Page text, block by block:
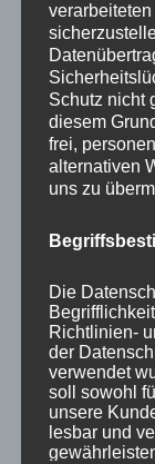
NEWS
Your email:
Aktuelle
Aktuelles
Allgemein
Schutz nicht
diesem
frei,
alternativen
uns zu
Die
Richtlinien-
der
verwendet
soll sowohl
unsere
lesbar und